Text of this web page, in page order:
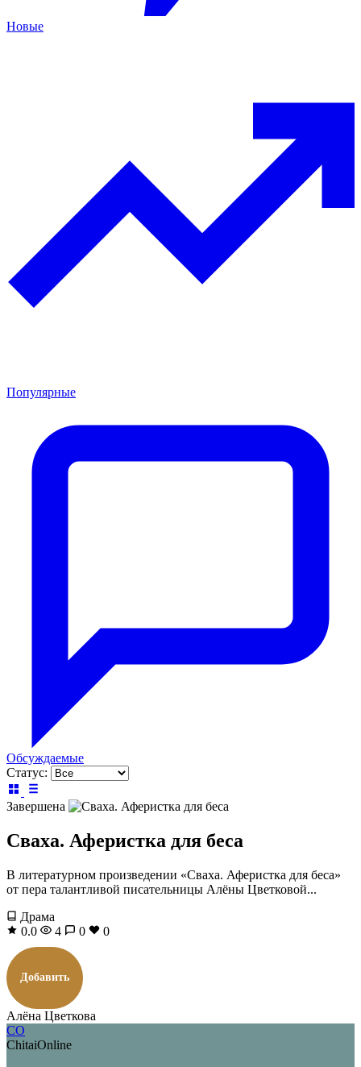
Новые
Популярные
Обсуждаемые
Статус:
Завершена
Сваха. Аферистка для беса
В литературном произведении «Сваха. Аферистка для беса»
от пера талантливой писательницы Алёны Цветковой...
Драма
0.0
4 0 0
Добавить
Алёна Цветкова
CO
ChitaiOnline